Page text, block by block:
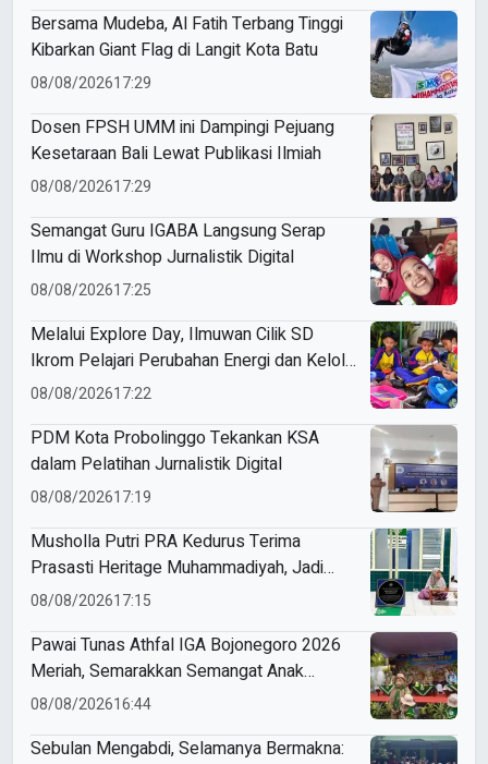
Bersama Mudeba, Al Fatih Terbang Tinggi
Kibarkan Giant Flag di Langit Kota Batu
08/08/202617:29
Dosen FPSH UMM ini Dampingi Pejuang
Kesetaraan Bali Lewat Publikasi Ilmiah
08/08/202617:29
Semangat Guru IGABA Langsung Serap
Ilmu di Workshop Jurnalistik Digital
08/08/202617:25
Melalui Explore Day, Ilmuwan Cilik SD
Ikrom Pelajari Perubahan Energi dan Kelola
Sampah demi Bumi
08/08/202617:22
PDM Kota Probolinggo Tekankan KSA
dalam Pelatihan Jurnalistik Digital
08/08/202617:19
Musholla Putri PRA Kedurus Terima
Prasasti Heritage Muhammadiyah, Jadi
Pengingat Sejarah Dakwah dan Amal Saleh
08/08/202617:15
Pawai Tunas Athfal IGA Bojonegoro 2026
Meriah, Semarakkan Semangat Anak
Sholeh Berkemajuan
08/08/202616:44
Sebulan Mengabdi, Selamanya Bermakna: